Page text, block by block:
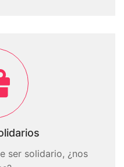
ser solidario, ¿nos